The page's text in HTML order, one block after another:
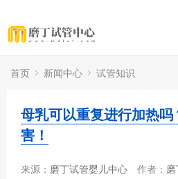
首页 新闻中心 试管知识
母乳可以重复进行加热
害！
来源： 磨丁试管婴儿中心 作者：